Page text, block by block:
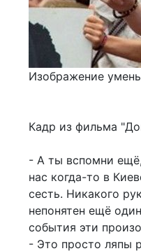
Изображение
Кадр из фильма
- А ты вспомни
нас когда-то в
сесть. Никакого
непонятен ещё
события эти
- Это просто ляпы